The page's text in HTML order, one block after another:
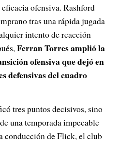
ofensiva. Rashford
tras una rápida jugada
intento de reacción
Ferran Torres amplió la
ofensiva que dejó en
defensivas del cuadro
tres puntos decisivos, sino
una temporada impecable
conducción de Flick, el club